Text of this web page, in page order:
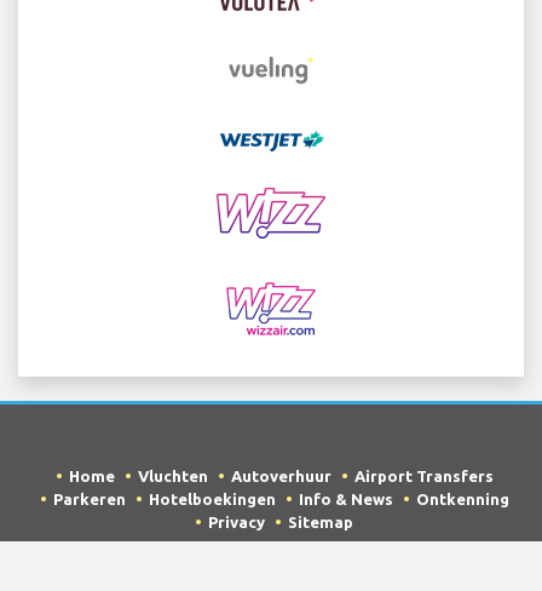
Home Vluchten Autoverhuur
Airport Transfers
Parkeren
Hotelboekingen Info & News
Ontkenning
Privacy
Sitemap